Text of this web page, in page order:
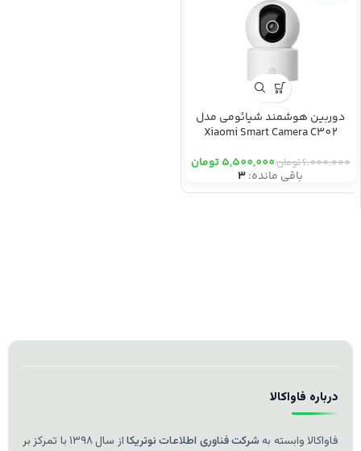
دوربین هوشمند شیائومی مدل
Xiaomi Smart Camera C302
6,000,000تومان5,500,000تومان
باقی مانده:3
درباره فاواکالا
فاواکالا وابسته به شرکت فناوری اطلاعات نوتریکا
از سال ۱۳۹۸ با تمرکز بر